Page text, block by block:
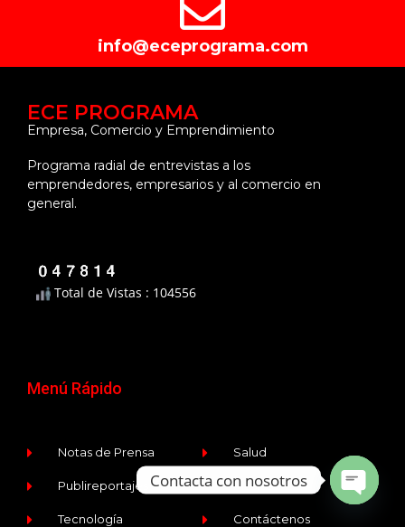
info@eceprograma.com
ECE PROGRAMA
Empresa, Comercio y Emprendimiento
Programa radial de entrevistas a los
emprendedores, empresarios y al comercio en
general.
Total de Vistas : 104556
Menú Rápido
Notas de Prensa
Publireportajes
Tecnología
Salud
Música
Contáctenos
Contacta con nosotros